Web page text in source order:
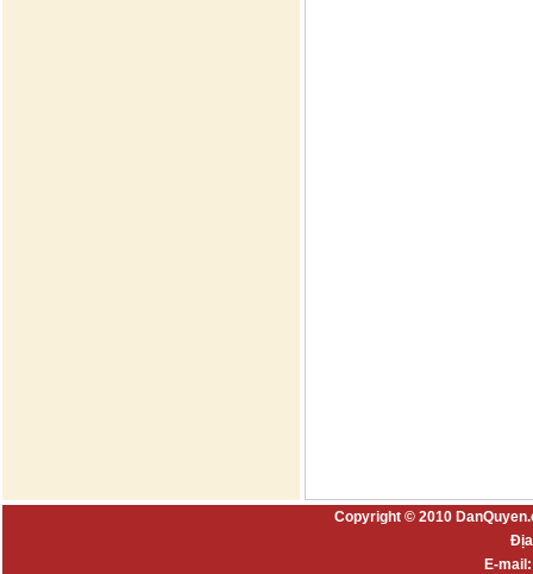
Copyright © 2010
E-